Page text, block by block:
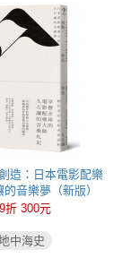
造：日本電影配樂
音樂夢（新版）
折 300元
中海史